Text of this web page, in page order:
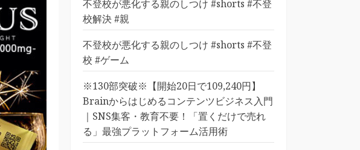
不登校が悪化する親のしつけ #shorts #不登
校解決 #親
不登校が悪化する親のしつけ #shorts #不登
校 #ゲーム
※130部突破※【開始20日で109,240円】
Brainからはじめるコンテンツビジネス入門
｜SNS集客・教育不要！「置くだけで売れ
る」最強プラットフォーム活用術